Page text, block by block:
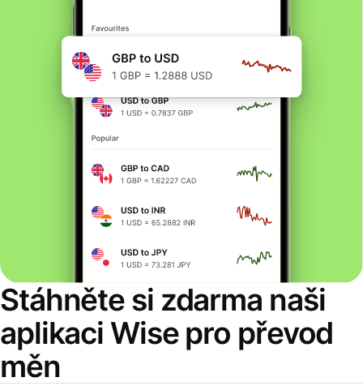
Stáhněte si zdarma naši
aplikaci Wise pro převod
měn